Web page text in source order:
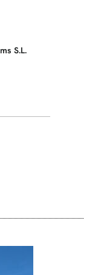
S.L.